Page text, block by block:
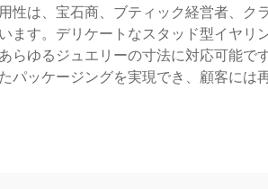
性は、宝石商、ブティック経営者、
ます。デリケートなスタッド型イヤ
らゆるジュエリーの寸法に対応可能
パッケージングを実現でき、顧客に